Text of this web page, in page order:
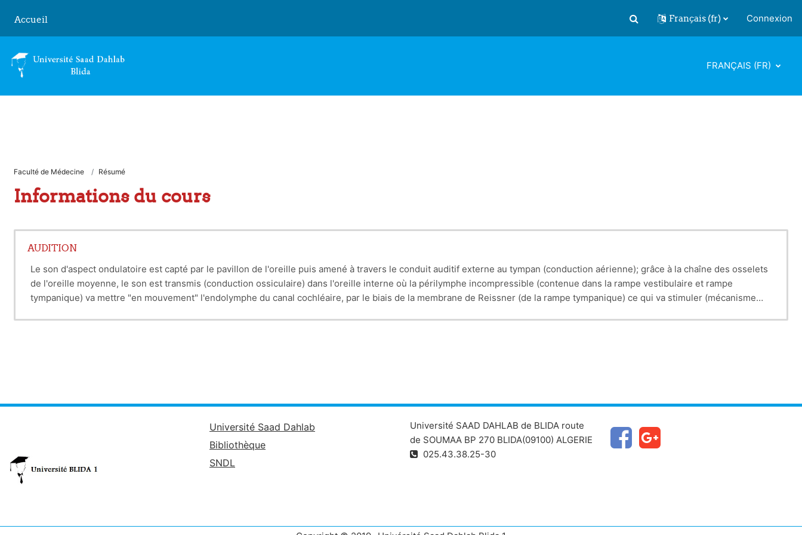
Accueil
Activer/désactiver la saisie de
Français ‎(fr)‎ Connexion
FRANÇAIS ‎(FR)‎
Faculté de Médecine Résumé
Informations du cours
AUDITION
Le son d'aspect ondulatoire est capté par le pavillon de l'oreille puis amené à travers le conduit auditif externe au tympan (conduction aérienne); grâce à la chaîne des osselets
de l'oreille moyenne, le son est transmis (conduction ossiculaire) dans l'oreille interne où la périlymphe incompressible (contenue dans la rampe vestibulaire et rampe
tympanique) va mettre "en mouvement" l'endolymphe du canal cochléaire, par le biais de la membrane de Reissner (de la rampe tympanique) ce qui va stimuler (mécanisme
Université Saad Dahlab
Bibliothèque
SNDL
Université SAAD DAHLAB de BLIDA route
de SOUMAA BP 270 BLIDA(09100) ALGERIE
025.43.38.25-30